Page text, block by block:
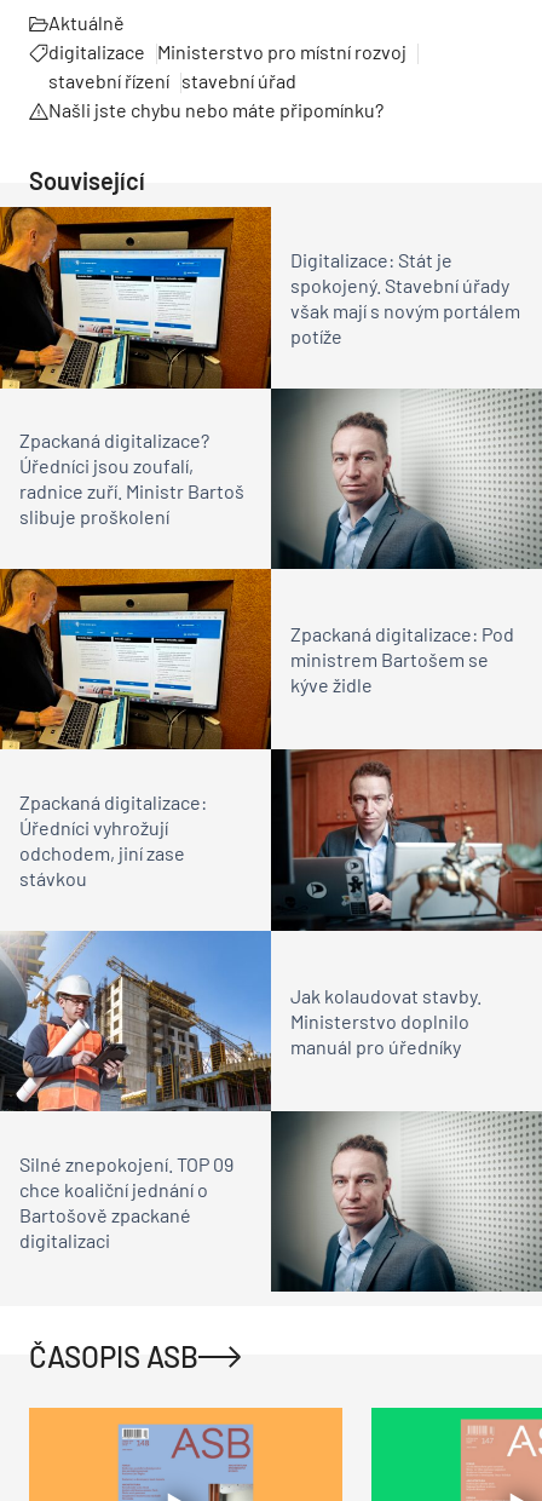
Aktuálně
digitalizace
Ministerstvo pro místní rozvoj
stavební řízení stavební úřad
Našli jste chybu nebo máte připomínku?
Související
Digitalizace: Stát je
spokojený. Stavební úřady
však mají s novým portálem
potíže
Zpackaná digitalizace?
Úředníci jsou zoufalí,
radnice zuří. Ministr Bartoš
slibuje proškolení
Zpackaná digitalizace: Pod
ministrem Bartošem se
kýve židle
Zpackaná digitalizace:
Úředníci vyhrožují
odchodem, jiní zase
stávkou
Jak kolaudovat stavby.
Ministerstvo doplnilo
manuál pro úředníky
Silné znepokojení. TOP 09
chce koaliční jednání o
Bartošově zpackané
digitalizaci
ČASOPIS ASB